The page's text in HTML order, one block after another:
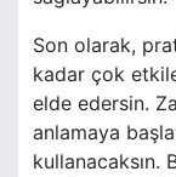
Son olarak,
kadar çok
elde edersin.
anlamaya
kullanacaksın.